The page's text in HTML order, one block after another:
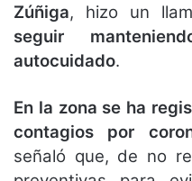
Zúñiga, hizo un
seguir
autocuidado.
En la zona se ha
contagios por
señaló que, de no